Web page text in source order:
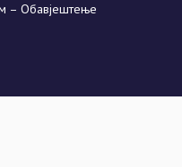
– Обавјештење